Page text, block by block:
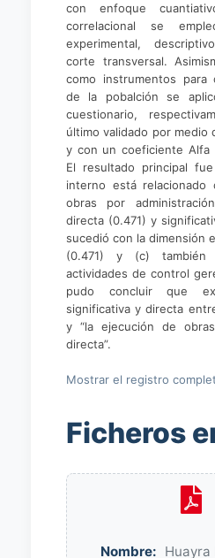
con enfoque
correlacional se
experimental,
corte transversal.
como instrumentos para
de la pobalción se
cuestionario,
último validado por medio
y con un coeficiente Alfa
El resultado principal
interno está relacionado
obras por
directa (0.471) y
sucedió con la dimensión
(0.471) y (c) también
actividades de control
pudo concluir que
significativa y directa
y “la ejecución de
directa”.
Mostrar el registro
Ficheros
Nombre: Huayra